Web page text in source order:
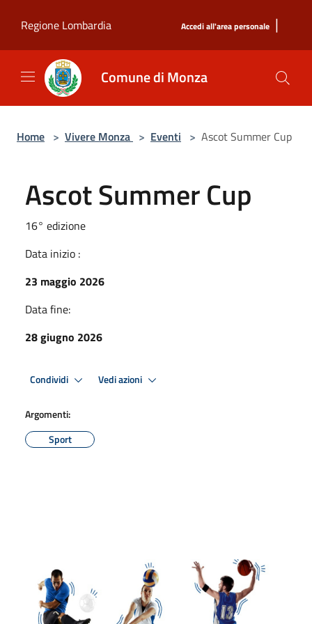
Regione Lombardia
Accedi all'area personale |
Comune di Monza
Home > Vivere Monza > Eventi > Ascot Summer Cup
Ascot Summer Cup
16° edizione
Data inizio :
23 maggio 2026
Data fine:
28 giugno 2026
Condividi Vedi azioni
Argomenti:
Sport